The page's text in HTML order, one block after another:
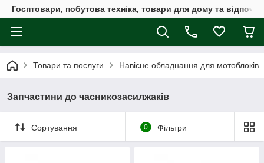
Госптовари, побутова техніка, товари для дому та
Товари та послуги Навісне обладнання для мотоблоків
Запчастини до часникозасилжаків
Сортування 0 Фільтри